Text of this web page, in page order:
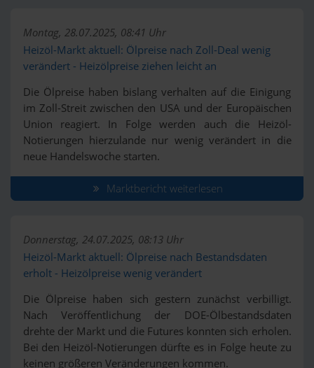
Montag, 28.07.2025, 08:41 Uhr
Heizöl-Markt aktuell: Ölpreise nach Zoll-Deal wenig
verändert - Heizölpreise ziehen leicht an
Die Ölpreise haben bislang verhalten auf die Einigung
im Zoll-Streit zwischen den USA und der Europäischen
Union reagiert. In Folge werden auch die Heizöl-
Notierungen hierzulande nur wenig verändert in die
neue Handelswoche starten.
Marktbericht weiterlesen
Donnerstag, 24.07.2025, 08:13 Uhr
Heizöl-Markt aktuell: Ölpreise nach Bestandsdaten
erholt - Heizölpreise wenig verändert
Die Ölpreise haben sich gestern zunächst verbilligt.
Nach Veröffentlichung der DOE-Ölbestandsdaten
drehte der Markt und die Futures konnten sich erholen.
Bei den Heizöl-Notierungen dürfte es in Folge heute zu
keinen größeren Veränderungen kommen.